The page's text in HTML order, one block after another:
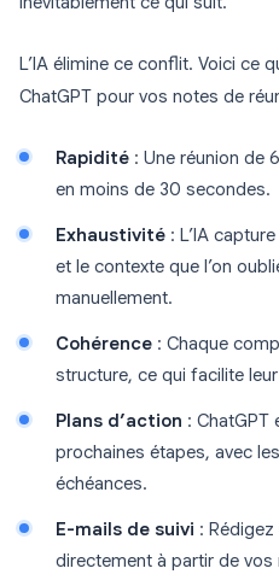
L’IA élimine ce conflit. Voici ce
ChatGPT pour vos notes de
Rapidité : Une réunion de
en moins de 30 secondes.
Exhaustivité : L’IA
et le contexte que l’on
manuellement.
Cohérence : Chaque
structure, ce qui facilite
Plans d’action : ChatGPT
prochaines étapes, avec
échéances.
E-mails de suivi :
directement à partir de